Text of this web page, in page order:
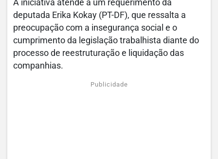
A iniciativa atende a um requerimento da
deputada Erika Kokay (PT-DF), que ressalta a
preocupação com a insegurança social e o
cumprimento da legislação trabalhista diante do
processo de reestruturação e liquidação das
companhias.
Publicidade